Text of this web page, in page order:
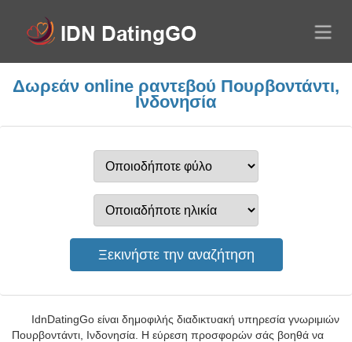
Δωρεάν online ραντεβού Πουρβοντάντι,
Ινδονησία
IdnDatingGo είναι δημοφιλής διαδικτυακή υπηρεσία γνωριμιών
Πουρβοντάντι, Ινδονησία. Η εύρεση προσφορών σάς βοηθά να